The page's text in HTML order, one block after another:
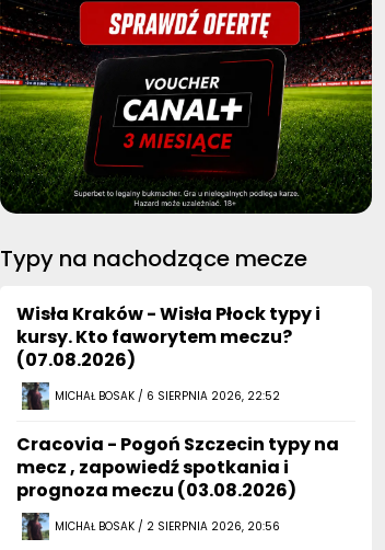
Typy na nachodzące mecze
Wisła Kraków - Wisła Płock typy i
kursy. Kto faworytem meczu?
(07.08.2026)
MICHAŁ BOSAK / 6 SIERPNIA 2026, 22:52
Cracovia - Pogoń Szczecin typy na
mecz , zapowiedź spotkania i
prognoza meczu (03.08.2026)
MICHAŁ BOSAK / 2 SIERPNIA 2026, 20:56